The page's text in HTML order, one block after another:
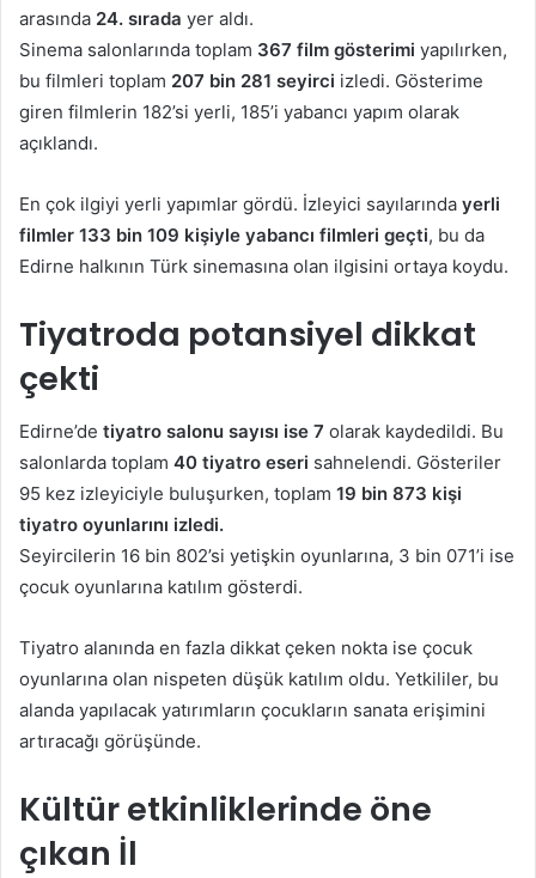
arasında 24. sırada yer aldı.
Sinema salonlarında toplam 367 film gösterimi yapılırken,
bu filmleri toplam 207 bin 281 seyirci izledi. Gösterime
giren filmlerin 182’si yerli, 185’i yabancı yapım olarak
açıklandı.
En çok ilgiyi yerli yapımlar gördü. İzleyici sayılarında yerli
filmler 133 bin 109 kişiyle yabancı filmleri geçti, bu da
Edirne halkının Türk sinemasına olan ilgisini ortaya koydu.
Tiyatroda potansiyel dikkat
çekti
Edirne’de tiyatro salonu sayısı ise 7 olarak kaydedildi. Bu
salonlarda toplam 40 tiyatro eseri sahnelendi. Gösteriler
95 kez izleyiciyle buluşurken, toplam 19 bin 873 kişi
tiyatro oyunlarını izledi.
Seyircilerin 16 bin 802’si yetişkin oyunlarına, 3 bin 071’i ise
çocuk oyunlarına katılım gösterdi.
Tiyatro alanında en fazla dikkat çeken nokta ise çocuk
oyunlarına olan nispeten düşük katılım oldu. Yetkililer, bu
alanda yapılacak yatırımların çocukların sanata erişimini
artıracağı görüşünde.
Kültür etkinliklerinde öne
çıkan İl